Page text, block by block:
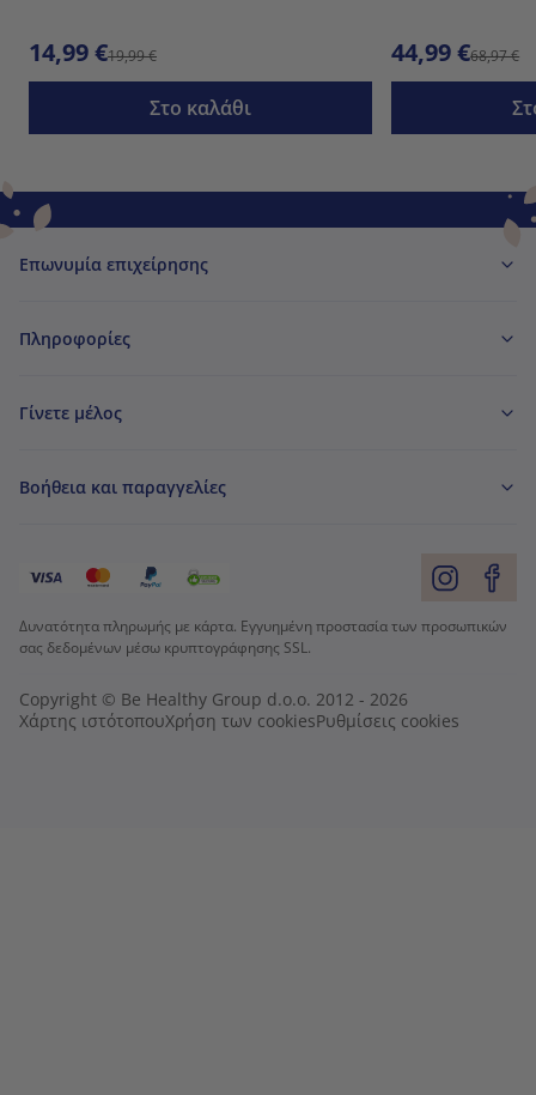
14,99 €19,99 €
Στο καλάθι
44,99 €68,97 €
Επωνυμία επιχείρησης
Πληροφορίες
Γίνετε μέλος
Βοήθεια και παραγγελίες
Δυνατότητα πληρωμής με κάρτα. Εγγυημένη προστασία των προσωπικών
σας δεδομένων μέσω κρυπτογράφησης SSL.
Copyright © Be Healthy Group d.o.o. 2012 - 2026
Χάρτης ιστότοπουΧρήση των cookiesΡυθμίσεις cookies